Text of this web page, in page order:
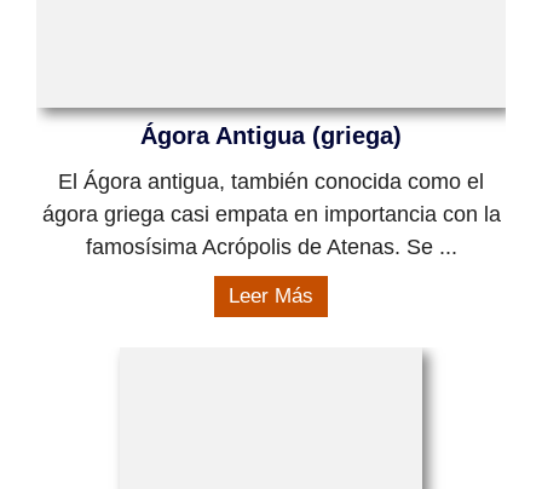
Ágora Antigua (griega)
El Ágora antigua, también conocida como el
ágora griega casi empata en importancia con la
famosísima Acrópolis de Atenas. Se ...
Leer Más